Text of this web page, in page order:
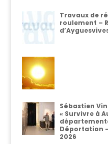
Travaux de
roulement –
Sébastien
« Survivre à
Déportation
2026